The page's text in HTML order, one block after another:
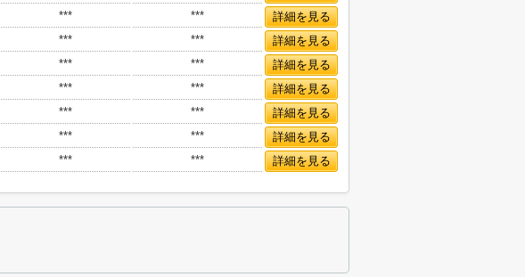
*** ***
詳細を見る
*** ***
詳細を見る
*** ***
詳細を見る
*** ***
詳細を見る
*** ***
詳細を見る
*** ***
詳細を見る
*** *** 詳細を見る